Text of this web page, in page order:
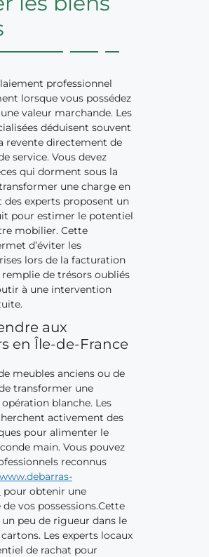
professionnel
lorsque vous possédez
valeur marchande. Les
déduisent souvent
revente directement de
service. Vous devez
qui dorment sous la
une charge en
experts proposent un
pour estimer le potentiel
mobilier. Cette
d’éviter les
lors de la facturation
remplie de trésors oubliés
à une intervention
aux
en Île-de-France
meubles anciens ou de
transformer une
blanche. Les
activement des
pour alimenter le
main. Vous pouvez
reconnus
pour obtenir une
vos possessions.Cette
peu de rigueur dans le
Les experts locaux
de rachat pour